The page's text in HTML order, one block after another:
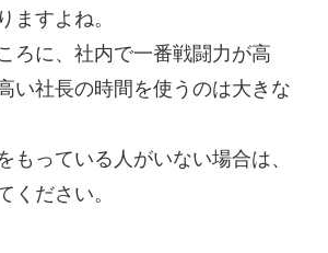
ますよね。
ろに、社内で一番戦闘力が高
い社長の時間を使うのは大きな
もっている人がいない場合は、
ください。